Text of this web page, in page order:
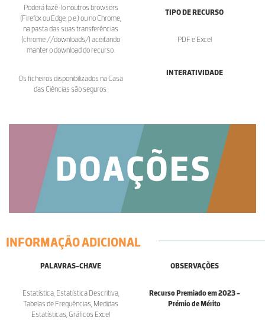
Poderá fazê-lo noutros browsers
(Firefox ou Edge, p.e.) ou no Chrome,
na pasta das suas transferências
(chrome://downloads/) aceitando
manter o download do recurso.
Os ficheiros disponibilizados na Casa
das Ciências são seguros.
TIPO DE RECURSO
PDF e Excel
INTERATIVIDADE
INFORMAÇÃO ADICIONAL
PALAVRAS-CHAVE
Estatística, Estatística Descritiva,
Tabelas de Frequências, Medidas
Estatísticas, Gráficos Excel
OBSERVAÇÕES
Recurso Premiado em 2023 -
Prémio de Mérito